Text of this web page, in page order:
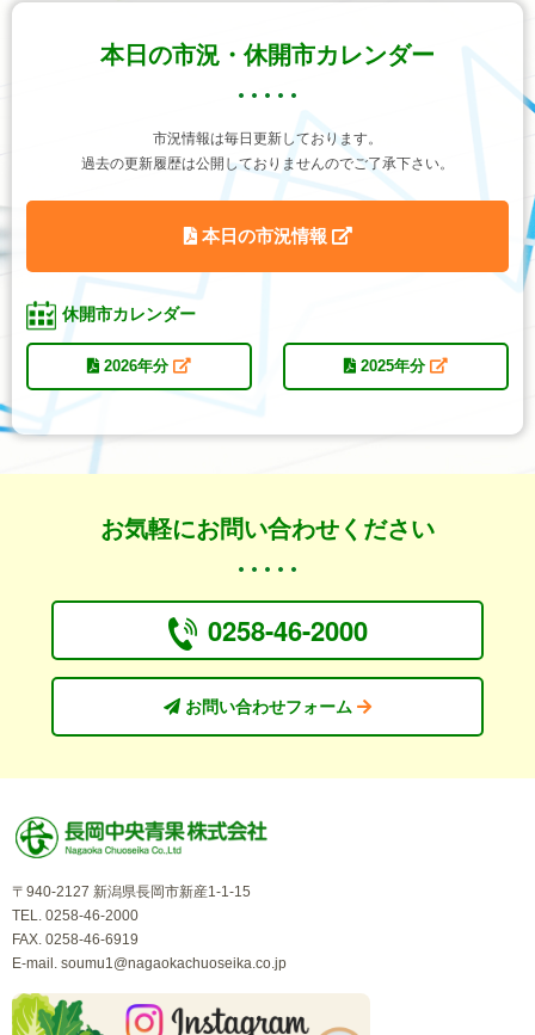
本日の市況・休開市カレンダー
市況情報は毎日更新しております。
過去の更新履歴は公開しておりませんのでご了承下さい。
本日の市況情報
休開市カレンダー
2026年分 2025年分
お気軽にお問い合わせください
0258-46-2000
お問い合わせフォーム
〒940-2127 新潟県長岡市新産1-1-15
TEL. 0258-46-2000
FAX. 0258-46-6919
E-mail. soumu1@nagaokachuoseika.co.jp